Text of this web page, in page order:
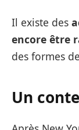
Il existe des
encore être
des formes
Un